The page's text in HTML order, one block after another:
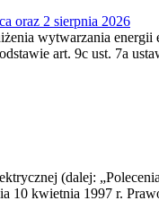
oraz 2 sierpnia 2026
wytwarzania energii
art. 9c ust. 7a
(dalej:
10 kwietnia 1997 r.